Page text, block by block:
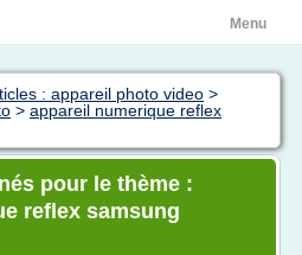
Menu
: appareil photo video >
> appareil numerique reflex
pour le thème :
reflex samsung